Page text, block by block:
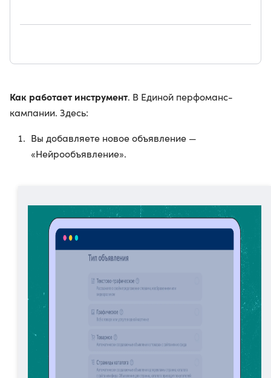
Как работает инструмент. В Единой перфоманс-
кампании. Здесь:
Вы добавляете новое объявление —
«Нейрообъявление».